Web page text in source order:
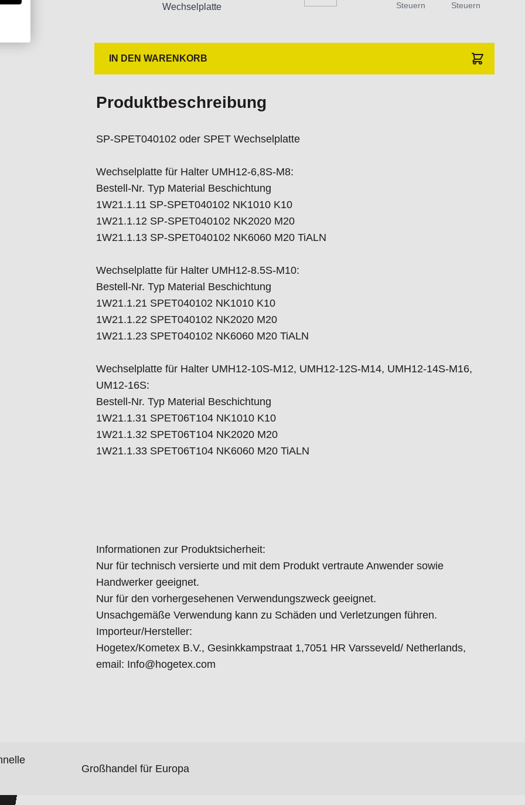
Wechselplatte
Steuern
Steuern
IN DEN WARENKORB
Produktbeschreibung
SP-SPET040102 oder SPET Wechselplatte
Wechselplatte für Halter UMH12-6,8S-M8:
Bestell-Nr. Typ Material Beschichtung
1W21.1.11 SP-SPET040102 NK1010 K10
1W21.1.12 SP-SPET040102 NK2020 M20
1W21.1.13 SP-SPET040102 NK6060 M20 TiALN
Wechselplatte für Halter UMH12-8.5S-M10:
Bestell-Nr. Typ Material Beschichtung
1W21.1.21 SPET040102 NK1010 K10
1W21.1.22 SPET040102 NK2020 M20
1W21.1.23 SPET040102 NK6060 M20 TiALN
Wechselplatte für Halter UMH12-10S-M12, UMH12-12S-M14, UMH12-14S-M16,
UM12-16S:
Bestell-Nr. Typ Material Beschichtung
1W21.1.31 SPET06T104 NK1010 K10
1W21.1.32 SPET06T104 NK2020 M20
1W21.1.33 SPET06T104 NK6060 M20 TiALN
Informationen zur Produktsicherheit:
Nur für technisch versierte und mit dem Produkt vertraute Anwender sowie
Handwerker geeignet.
Nur für den vorhergesehenen Verwendungszweck geeignet.
Unsachgemäße Verwendung kann zu Schäden und Verletzungen führen.
Importeur/Hersteller:
Hogetex/Kometex B.V., Gesinkkampstraat 1,7051 HR Varsseveld/ Netherlands,
email: Info@hogetex.com
Großhandel für Europa